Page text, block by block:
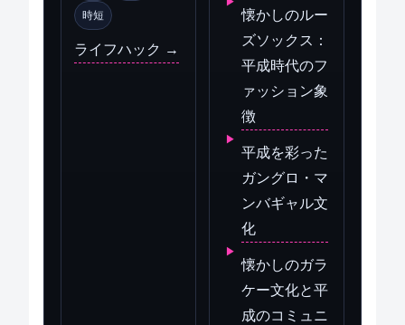
時短
ライフハック →
懐かしのルー
ズソックス：
平成時代のフ
ァッション象
徴
平成を彩った
ガングロ・マ
ンバギャル文
化
懐かしのガラ
ケー文化と平
成のコミュニ